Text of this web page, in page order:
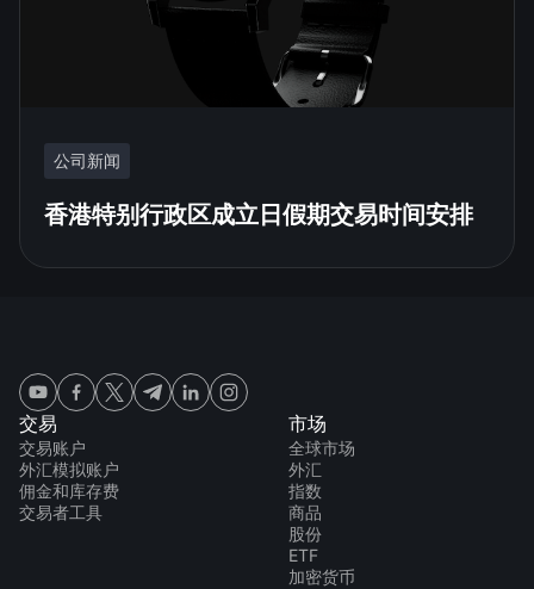
公司新闻
香港特别行政区成立日假期交易时间安排
交易
交易账户
外汇模拟账户
佣金和库存费
交易者工具
市场
全球市场
外汇
指数
商品
股份
ETF
加密货币